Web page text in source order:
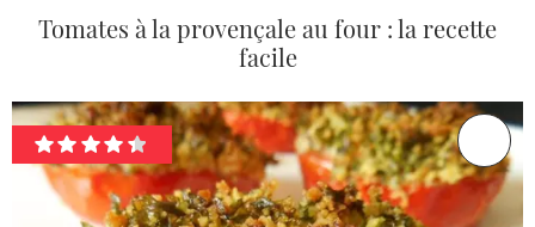
Tomates à la provençale au four : la recette
facile